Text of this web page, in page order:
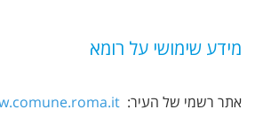
מידע שימושי על רומא
אתר רשמי של העיר: